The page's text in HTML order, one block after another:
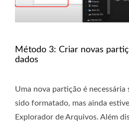
Método 3: Criar novas
dados
Uma nova partição é necessária
sido formatado, mas ainda
Explorador de Arquivos. Além